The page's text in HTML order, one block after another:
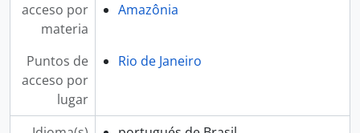
acceso por
materia
Amazônia
Puntos de
acceso por
lugar
Rio de Janeiro